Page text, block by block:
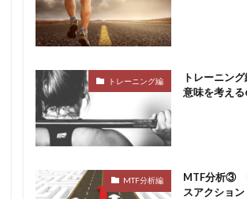
トレーニング編
トレーニン
意味を考え
MTF分析編
MTF分析③
スアクション